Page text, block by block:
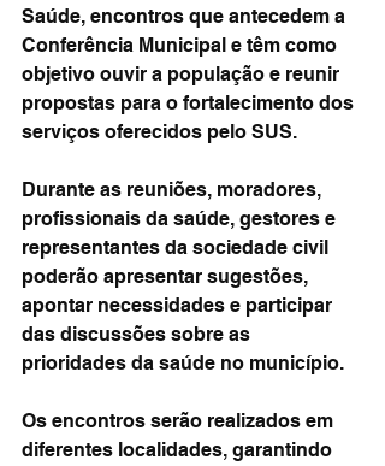
Saúde, encontros que antecedem a
Conferência Municipal e têm como
objetivo ouvir a população e reunir
propostas para o fortalecimento dos
serviços oferecidos pelo SUS.
Durante as reuniões, moradores,
profissionais da saúde, gestores e
representantes da sociedade civil
poderão apresentar sugestões,
apontar necessidades e participar
das discussões sobre as
prioridades da saúde no município.
Os encontros serão realizados em
diferentes localidades, garantindo